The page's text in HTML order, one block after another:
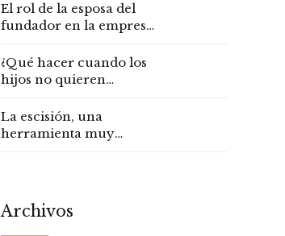
El rol de la esposa del
fundador en la empresa
¿Qué hacer cuando los
hijos no quieren
empresa familiar?
La escisión, una
herramienta muy
Archivos